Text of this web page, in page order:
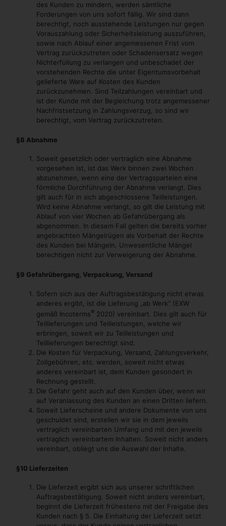
des Kunden zu mindern, werden sämtliche
Forderungen von uns sofort fällig. Wir sind dann
berechtigt, noch ausstehende Leistungen nur gegen
Vorauszahlung oder Sicherheitsleistung auszuführen,
sowie nach Ablauf einer angemessenen Frist vom
Vertrag zurückzutreten oder Schadensersatz wegen
Nichterfüllung zu verlangen und unbeschadet der
vorstehenden Rechte die unter Eigentumsvorbehalt
gelieferte Ware auf Kosten des Kunden
zurückzunehmen. Sind Teilzahlungen vereinbart und
ist der Kunde mit der Begleichung trotz angemessener
Nachfristsetzung in Zahlungsverzug, so sind wir
berechtigt, vom Vertrag zurückzutreten.
§8 Abnahme
Soweit gesetzlich oder vertraglich eine Abnahme
vorgesehen ist, ist das Werk binnen zwei Wochen
abzunehmen, wenn eine der Vertragsparteien eine
förmliche Durchführung der Abnahme verlangt. Dies
gilt auch für in sich abgeschlossene Teilleistungen.
Wird keine Abnahme verlangt, so gilt die Leistung mit
Ablauf von vier Wochen ab Gefahrübergang als
abgenommen. In diesem Fall gelten die bereits vorher
angebrachten Mängelrügen als Vorbehalt der Rechte
des Kunden bei Mängeln. Unwesentliche Mängel
berechtigen nicht zur Verweigerung der Abnahme.
§9 Gefahrübergang, Verpackung, Versand
Sofern sich aus der Auftragsbestätigung nicht etwas
anderes ergibt, ist die Lieferung „ab Werk“ (EXW
gemäß Incoterms® 2020) vereinbart. Dies gilt auch für
Teillieferungen und Teilleistungen, welche wir
erbringen, soweit wir zu Teilleistungen und
Teillieferungen berechtigt sind.
Die Kosten für Verpackung, Versand, Zahlungsverkehr,
Zollgebühren, etc. werden, soweit nicht etwas
anderes vereinbart ist, dem Kunden gesondert in
Rechnung gestellt.
Die Gefahr geht auch auf den Kunden über, wenn wir
auf Veranlassung des Kunden an einen Dritten liefern.
Soweit Lieferscheine und andere Dokumente von uns
geschuldet sind, erstellen wir sie in dem jeweils
vertraglich vereinbarten Umfang und mit den jeweils
vertraglich vereinbartem Inhalten. Soweit nicht anders
vereinbart, obliegt uns die Auswahl der Inhalte.
§10 Lieferzeiten
Die Lieferzeit ergibt sich aus unserer schriftlichen
Auftragsbestätigung. Soweit nicht anders vereinbart,
beginnt die Lieferzeit frühestens mit der Freigabe des
Kunden nach § 5. Die Einhaltung der Lieferzeit setzt